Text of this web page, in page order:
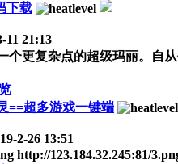
下载
11 21:13
更复杂点的超级玛丽。自
==超多游戏一键端
2-26 13:51
http://123.184.32.245:81/